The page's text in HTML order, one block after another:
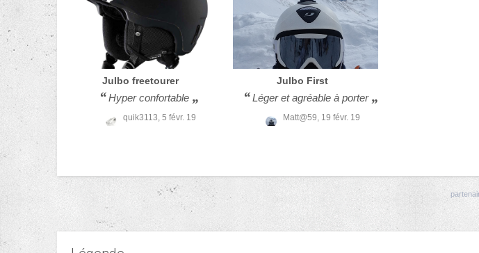
Julbo freetourer
Hyper confortable
quik3113,5 févr. 19
Julbo First
Léger et agréable à porter
Matt@59, 19 févr. 19